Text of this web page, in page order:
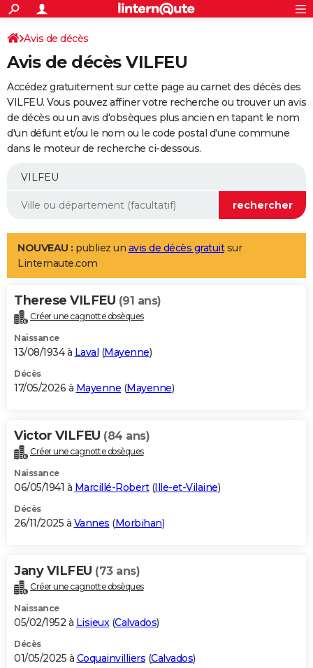
ACTUALITÉS
Politique
Société
Faits Divers
Education
Monde
Villes
+
SPORT
Coupe du monde 2026
Football
Tennis
Cyclisme
Rugby
Forum
Programme TV
TNTStreaming
Cinéma
Sorties cinéma
Musique
+
FINANCE
Retraite
Impôts
Epargne
Immobilier
Risques naturels par ville
Banque
Assurance
Crédit
AUTO
Essais
Réserver un essai
Citadines
Berlines
SUV
Forum auto
+
Mobiles
Meilleur smartphone
Internet
Ordinateurs
Jeux vidéo
Guide high-tech
Aménagement intérieur
LIFESTYLE
Art de vivre
Bien-être
Loisirs
Mode
Modes de vie
Alimentation
Guide de la santé
Maladies
Médicaments
Sommeil
VOYAGE
Destinations
City break
Voyage nature
Voyage de noces
Forum
Climat
+PHOTO
GUIDES D'ACHAT
BONS PLANS
Carte de Noël
Carte Bonne année
Carte Saint-Valentin
Carte Pâques
Carte d'anniversaire
DICTIONNAIRE
Dictionnaire
Biographies
Citations
Expressions
Proverbes
PROGRAMME TV
S'inscrire
Se connecter
Lycées
Collèges
Primaires
Universités
Entreprises
Service militaire
Avis de recherche
AVIS DE DÉCÈS
Bricolage
Lifestyle
Culture
Sport
Auto
Television
Voyage
Cinema
Avis de décès
Avis de décès VILFEU
Accédez gratuitement sur cette page au carnet des décès des
VILFEU. Vous pouvez affiner votre recherche ou trouver un avis
de décès ou un avis d'obsèques plus ancien en tapant le nom
d'un défunt et/ou le nom ou le code postal d'une commune
dans le moteur de recherche ci-dessous.
NOUVEAU : publiez un avis de décès gratuitsur
Linternaute.com
Therese VILFEU (91 ans)
Créer une cagnotte obsèques
Naissance
13/08/1934 à Laval (Mayenne)
Décès
17/05/2026 à Mayenne (Mayenne)
Victor VILFEU (84 ans)
Créer une cagnotte obsèques
Naissance
06/05/1941 à Marcillé-Robert(Ille-et-Vilaine)
Décès
26/11/2025 à Vannes (Morbihan)
Jany VILFEU (73 ans)
Créer une cagnotte obsèques
Naissance
05/02/1952 à Lisieux(Calvados)
Décès
01/05/2025 à Coquainvilliers (Calvados)